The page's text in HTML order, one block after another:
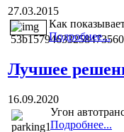
27.03.2015
Как
Подробнее...
Лучшее
16.09.2020
Угон
Подробнее...